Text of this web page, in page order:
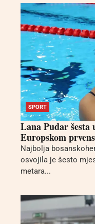
SPORT
Lana Pudar
Europskom
Najbolja
osvojila je šesto
metara...